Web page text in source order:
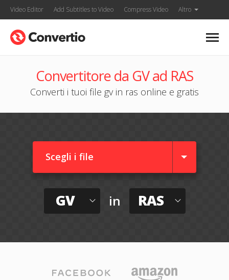
Video Editor Add Subtitles to Video Compress Video Altro
Convertitore da GV ad RAS
Converti i tuoi file gv in ras online e gratis
Scegli i file
GV in RAS